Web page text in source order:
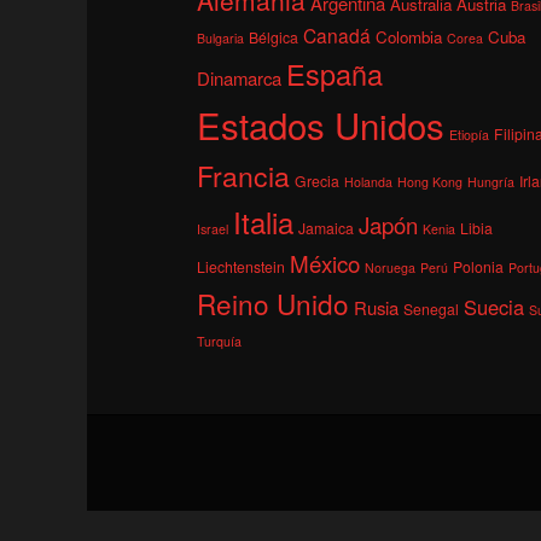
Brasil
Bulgaria Bélgica Canadá Colombia Corea Cuba
Dinamarca España
Estados Unidos Etiopía
Francia Grecia Holanda Hong Kong Hungría
Israel Italia Jamaica Japón Kenia Libia
Liechtenstein México Noruega Perú Polonia
Reino Unido Rusia Senegal Suecia
Turquía